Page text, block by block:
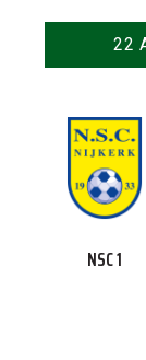
22
NSC 1